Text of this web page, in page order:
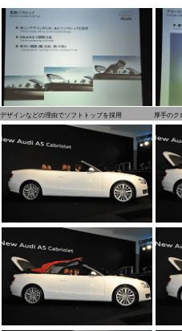
デザインなどの理由でソフトトップを採用 厚手の